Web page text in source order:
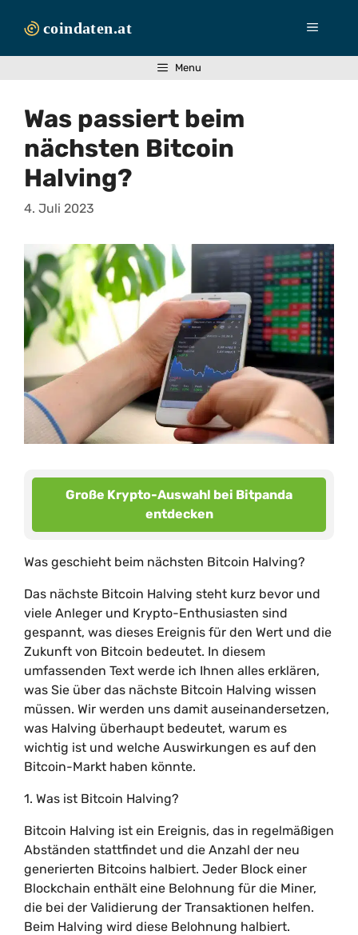
Inhalt
Menü
Menu
Was passiert beim
nächsten Bitcoin
Halving?
4. Juli 2023
Große Krypto-Auswahl bei Bitpanda
entdecken
Was geschieht beim nächsten Bitcoin Halving?
Das nächste Bitcoin Halving steht kurz bevor und
viele Anleger und Krypto-Enthusiasten sind
gespannt, was dieses Ereignis für den Wert und die
Zukunft von Bitcoin bedeutet. In diesem
umfassenden Text werde ich Ihnen alles erklären,
was Sie über das nächste Bitcoin Halving wissen
müssen. Wir werden uns damit auseinandersetzen,
was Halving überhaupt bedeutet, warum es
wichtig ist und welche Auswirkungen es auf den
Bitcoin-Markt haben könnte.
1. Was ist Bitcoin Halving?
Bitcoin Halving ist ein Ereignis, das in regelmäßigen
Abständen stattfindet und die Anzahl der neu
generierten Bitcoins halbiert. Jeder Block einer
Blockchain enthält eine Belohnung für die Miner,
die bei der Validierung der Transaktionen helfen.
Beim Halving wird diese Belohnung halbiert.